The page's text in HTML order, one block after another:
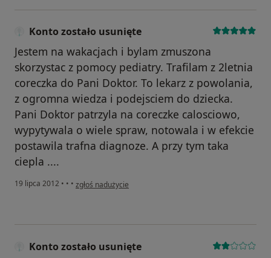
Konto zostało usunięte
Jestem na wakacjach i bylam zmuszona
skorzystac z pomocy pediatry. Trafilam z 2letnia
coreczka do Pani Doktor. To lekarz z powolania,
z ogromna wiedza i podejsciem do dziecka.
Pani Doktor patrzyla na coreczke calosciowo,
wypytywala o wiele spraw, notowala i w efekcie
postawila trafna diagnoze. A przy tym taka
ciepla ....
19 lipca 2012 • • • w opinii użytkownika Konto zostało usunięte
zgłoś nadużycie
Konto zostało usunięte